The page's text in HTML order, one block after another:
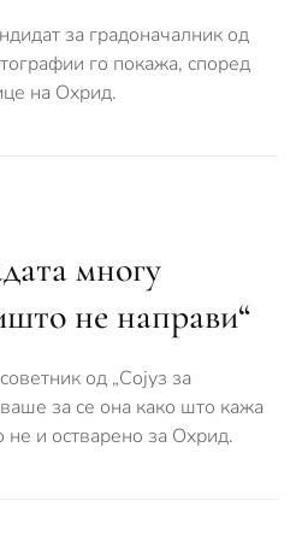
за градоначалник од
го покажа, според
на Охрид.
многу
не направи“
од „Сојуз за
за се она како што кажа
не и остварено за Охрид.